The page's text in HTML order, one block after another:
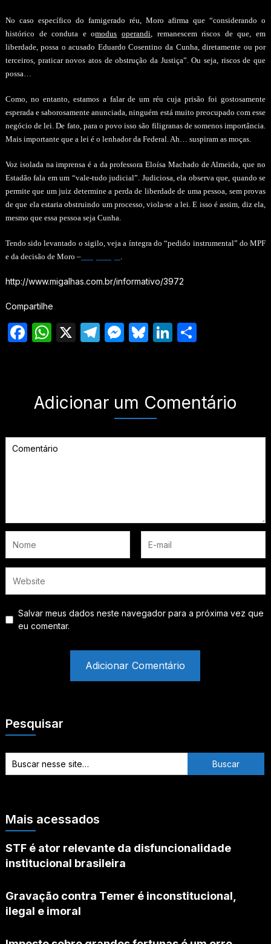
No caso específico do famigerado réu, Moro afirma que “considerando o
histórico de conduta e omodus operandi, remanescem riscos de que, em
liberdade, possa o acusado Eduardo Cosentino da Cunha, diretamente ou por
terceiros, praticar novos atos de obstrução da Justiça”. Ou seja, riscos de que
possa…
Como, no entanto, estamos a falar de um réu cuja prisão foi gostosamente
esperada e saborosamente anunciada, ninguém está muito preocupado com esse
negócio de lei. De fato, para o povo isso são filigranas de somenos importância.
Mais importante que a lei é o lenhador da Federal. Ah… suspiram as moças.
Voz isolada na imprensa é a da professora Eloísa Machado de Almeida, que no
Estadão fala em um “vale-tudo judicial”. Judiciosa, ela observa que, quando se
permite que um juiz determine a perda de liberdade de uma pessoa, sem provas
de que ela estaria obstruindo um processo, viola-se a lei. E isso é assim, diz ela,
mesmo que essa pessoa seja Cunha.
Tendo sido levantado o sigilo, veja a íntegra do “pedido instrumental” do MPF
e da decisão de Moro –Clique aqui .
http://www.migalhas.com.br/informativo/3972
Compartilhe
Facebook
WhatsApp
X Telegram
Messenger
Bluesky
LinkedIn
Share
Adicionar um Comentário
Salvar meus dados neste navegador para a próxima vez que
eu comentar.
Pesquisar
Mais acessados
STF é ator relevante da disfuncionalidade
institucional brasileira
Gravação contra Temer é inconstitucional,
ilegal e imoral